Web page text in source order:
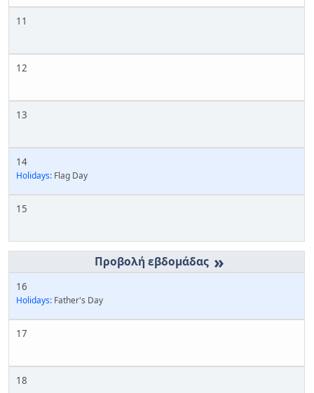
11
12
13
14
Holidays: Flag Day
15
»
16
Holidays: Father's Day
17
18